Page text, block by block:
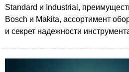
Standard и Industrial,
Bosch и Makita, ассортимент
и секрет надежности